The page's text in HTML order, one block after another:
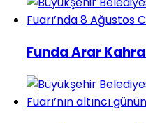
Funda Arar